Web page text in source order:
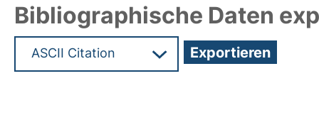
Bibliographische Daten